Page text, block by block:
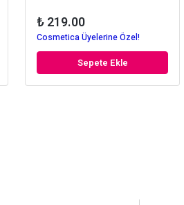
₺ 219.00
Cosmetica Üyelerine Özel!
Sepete Ekle